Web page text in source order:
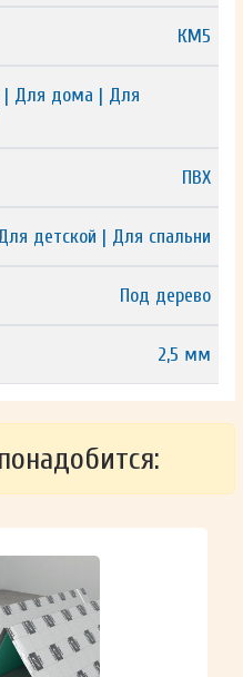
КМ5
| Для дома | Для
ПВХ
детской | Для спальни
Под дерево
2,5 мм